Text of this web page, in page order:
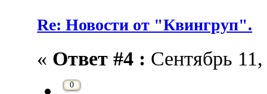
Re: Новости от "Квингруп".
« Ответ #4 : Сентябрь
0